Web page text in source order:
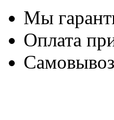
Мы
Оплата